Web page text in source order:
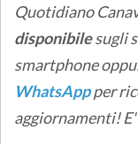
Quotidiano
disponibilesugli
smartphone
WhatsAppper
aggiornamenti!